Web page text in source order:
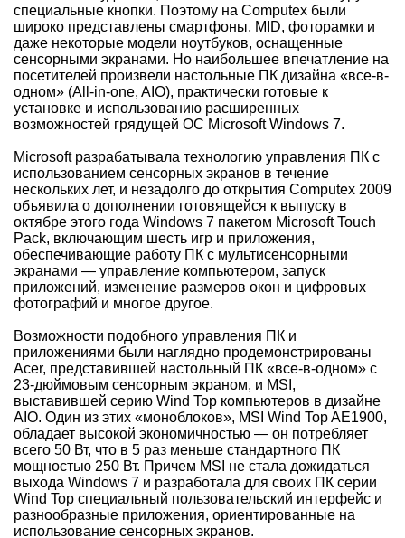
специальные кнопки. Поэтому на Computex были
широко представлены смартфоны, MID, фоторамки и
даже некоторые модели ноутбуков, оснащенные
сенсорными экранами. Но наибольшее впечатление на
посетителей произвели настольные ПК дизайна «все-в-
одном» (All-in-one, AIO), практически готовые к
установке и использованию расширенных
возможностей грядущей ОС Microsoft Windows 7.
Microsoft разрабатывала технологию управления ПК с
использованием сенсорных экранов в течение
нескольких лет, и незадолго до открытия Computex 2009
объявила о дополнении готовящейся к выпуску в
октябре этого года Windows 7 пакетом Microsoft Touch
Pack, включающим шесть игр и приложения,
обеспечивающие работу ПК с мультисенсорными
экранами — управление компьютером, запуск
приложений, изменение размеров окон и цифровых
фотографий и многое другое.
Возможности подобного управления ПК и
приложениями были наглядно продемонстрированы
Acer, представившей настольный ПК «все-в-одном» с
23-дюймовым сенсорным экраном, и MSI,
выставившей серию Wind Top компьютеров в дизайне
AIO. Один из этих «моноблоков», MSI Wind Top AE1900,
обладает высокой экономичностью — он потребляет
всего 50 Вт, что в 5 раз меньше стандартного ПК
мощностью 250 Вт. Причем MSI не стала дожидаться
выхода Windows 7 и разработала для своих ПК серии
Wind Top специальный пользовательский интерфейс и
разнообразные приложения, ориентированные на
использование сенсорных экранов.